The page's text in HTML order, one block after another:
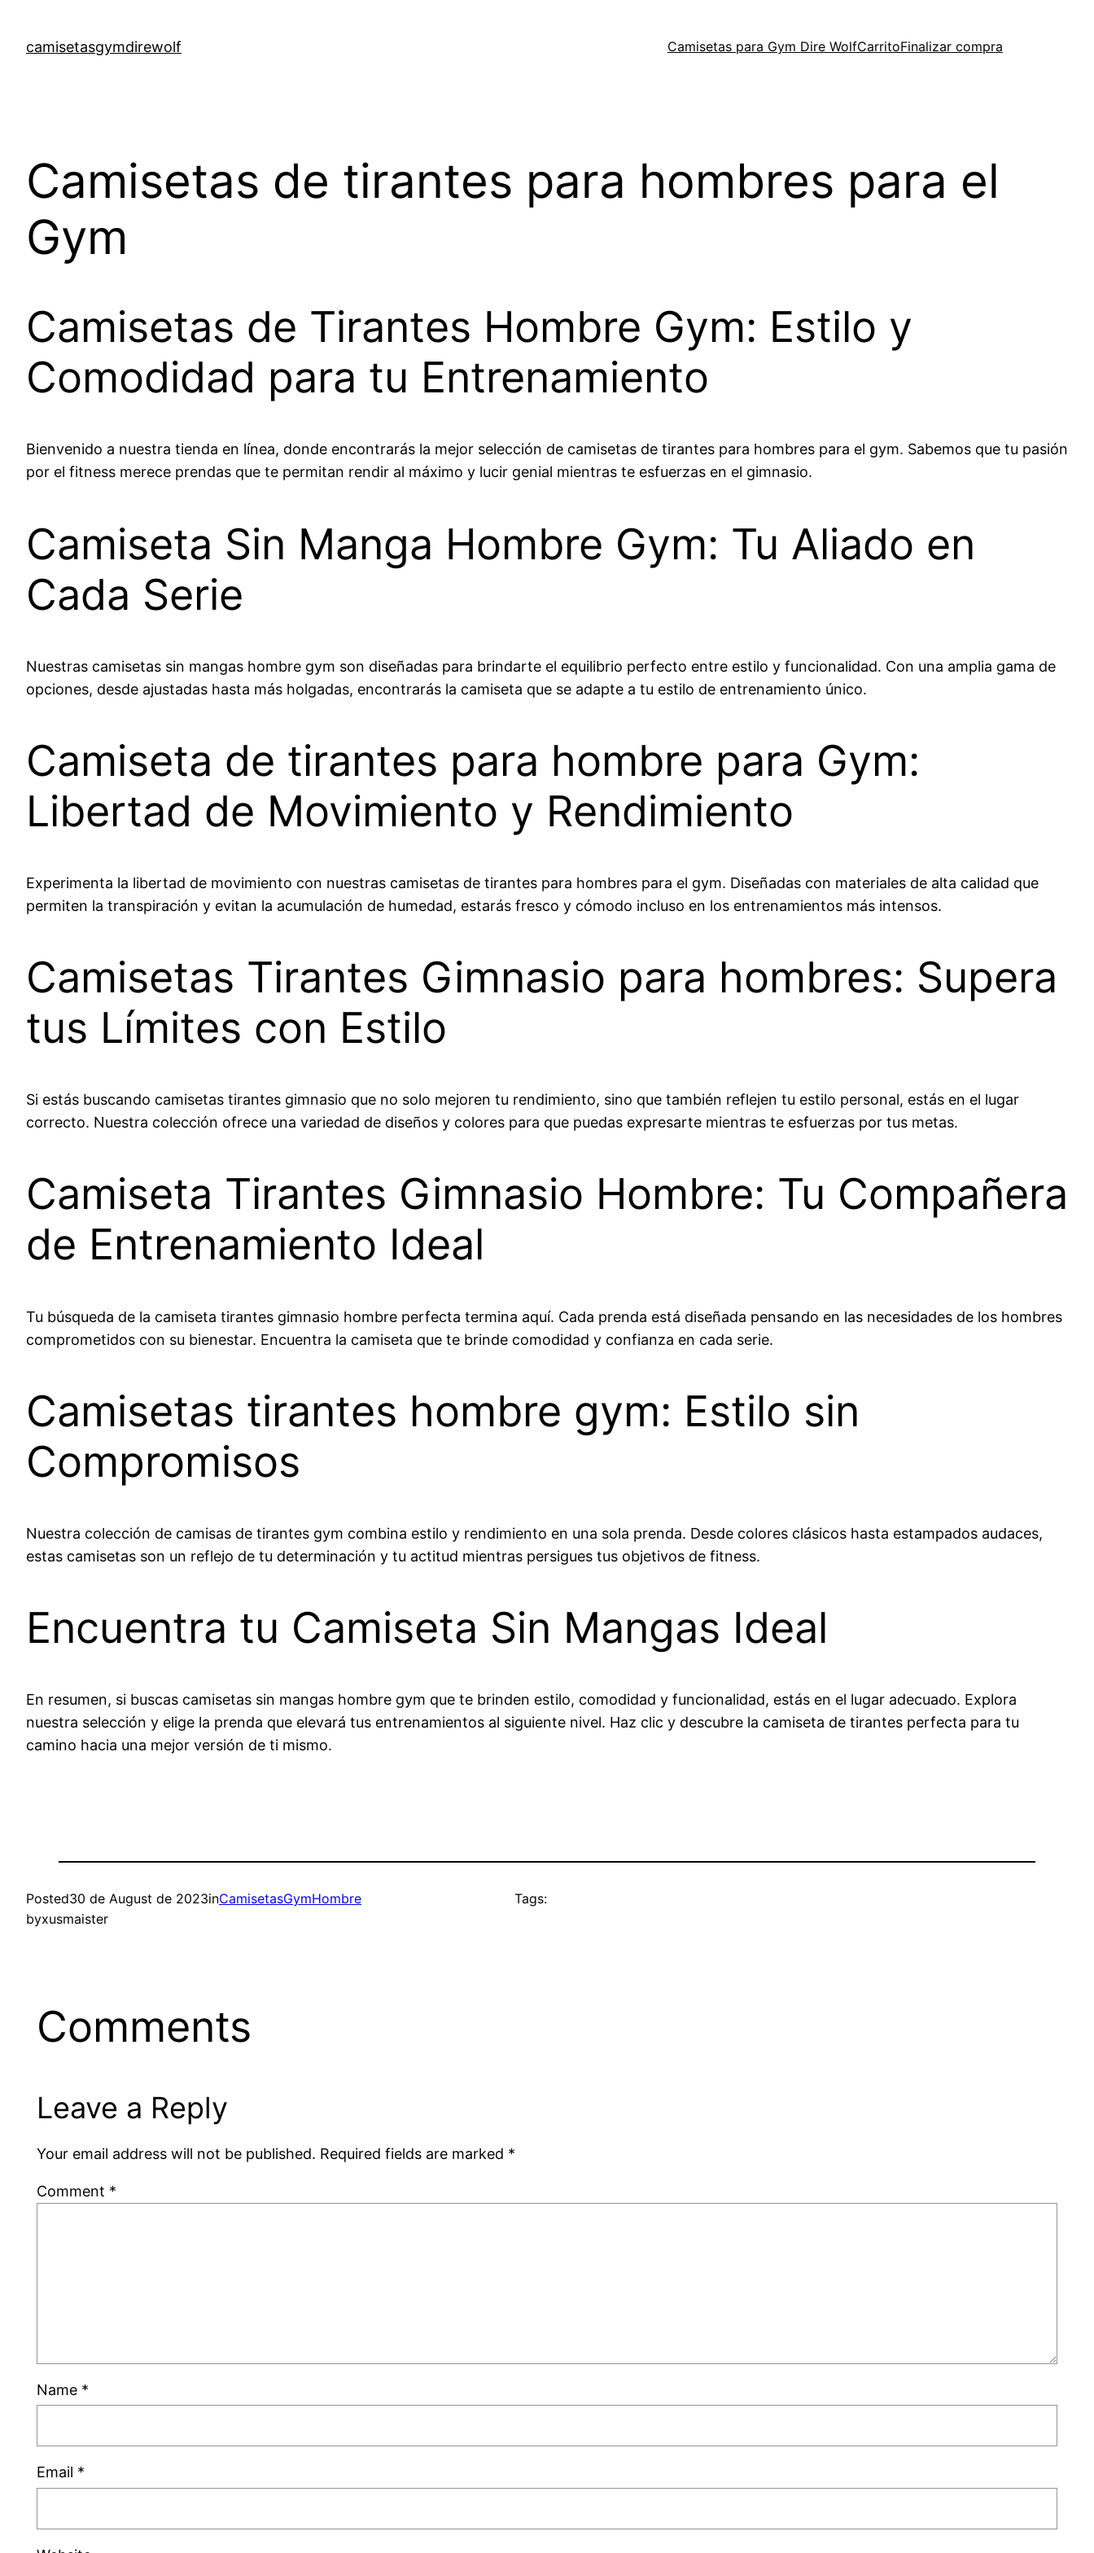
content
camisetasgymdirewolf Camisetas para Gym Dire WolfCarritoFinalizar compra
Camisetas de tirantes para hombres para el
Gym
Camisetas de Tirantes Hombre Gym: Estilo y
Comodidad para tu Entrenamiento
Bienvenido a nuestra tienda en línea, donde encontrarás la mejor selección de camisetas de tirantes para hombres para el gym. Sabemos que tu pasión
por el fitness merece prendas que te permitan rendir al máximo y lucir genial mientras te esfuerzas en el gimnasio.
Camiseta Sin Manga Hombre Gym: Tu Aliado en
Cada Serie
Nuestras camisetas sin mangas hombre gym son diseñadas para brindarte el equilibrio perfecto entre estilo y funcionalidad. Con una amplia gama de
opciones, desde ajustadas hasta más holgadas, encontrarás la camiseta que se adapte a tu estilo de entrenamiento único.
Camiseta de tirantes para hombre para Gym:
Libertad de Movimiento y Rendimiento
Experimenta la libertad de movimiento con nuestras camisetas de tirantes para hombres para el gym. Diseñadas con materiales de alta calidad que
permiten la transpiración y evitan la acumulación de humedad, estarás fresco y cómodo incluso en los entrenamientos más intensos.
Camisetas Tirantes Gimnasio para hombres: Supera
tus Límites con Estilo
Si estás buscando camisetas tirantes gimnasio que no solo mejoren tu rendimiento, sino que también reflejen tu estilo personal, estás en el lugar
correcto. Nuestra colección ofrece una variedad de diseños y colores para que puedas expresarte mientras te esfuerzas por tus metas.
Camiseta Tirantes Gimnasio Hombre: Tu Compañera
de Entrenamiento Ideal
Tu búsqueda de la camiseta tirantes gimnasio hombre perfecta termina aquí. Cada prenda está diseñada pensando en las necesidades de los hombres
comprometidos con su bienestar. Encuentra la camiseta que te brinde comodidad y confianza en cada serie.
Camisetas tirantes hombre gym: Estilo sin
Compromisos
Nuestra colección de camisas de tirantes gym combina estilo y rendimiento en una sola prenda. Desde colores clásicos hasta estampados audaces,
estas camisetas son un reflejo de tu determinación y tu actitud mientras persigues tus objetivos de fitness.
Encuentra tu Camiseta Sin Mangas Ideal
En resumen, si buscas camisetas sin mangas hombre gym que te brinden estilo, comodidad y funcionalidad, estás en el lugar adecuado. Explora
nuestra selección y elige la prenda que elevará tus entrenamientos al siguiente nivel. Haz clic y descubre la camiseta de tirantes perfecta para tu
camino hacia una mejor versión de ti mismo.
Posted30 de August de 2023inCamisetasGymHombre
byxusmaister
Tags:
Comments
Leave a Reply
Your email address will not be published. Required fields are marked *
Comment *
Name *
Email *